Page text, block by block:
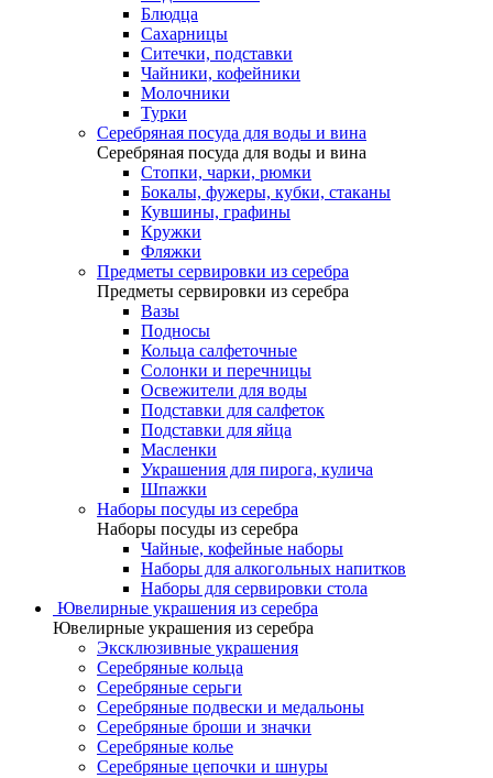
Блюдца
Сахарницы
Ситечки, подставки
Чайники, кофейники
Молочники
Турки
Серебряная посуда для воды и вина
Серебряная посуда для воды и вина
Стопки, чарки, рюмки
Бокалы, фужеры, кубки, стаканы
Кувшины, графины
Кружки
Фляжки
Предметы сервировки из серебра
Предметы сервировки из серебра
Вазы
Подносы
Кольца салфеточные
Солонки и перечницы
Освежители для воды
Подставки для салфеток
Подставки для яйца
Масленки
Украшения для пирога, кулича
Шпажки
Наборы посуды из серебра
Наборы посуды из серебра
Чайные, кофейные наборы
Наборы для алкогольных напитков
Наборы для сервировки стола
Ювелирные украшения из серебра
Ювелирные украшения из серебра
Эксклюзивные украшения
Серебряные кольца
Серебряные серьги
Серебряные подвески и медальоны
Серебряные броши и значки
Серебряные колье
Серебряные цепочки и шнуры